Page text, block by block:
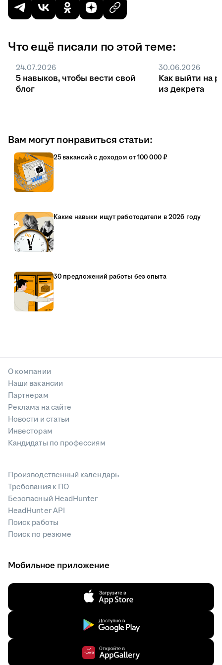
Что ещё писали по этой теме:
24.07.2026
5 навыков, чтобы вести свой
блог
30.06.2026
Как выйти на
из декрета
Вам могут понравиться статьи:
25 вакансий с доходом от 100 000 ₽
Какие навыки ищут работодатели в 2026 году
30 предложений работы без опыта
О компании
Наши вакансии
Партнерам
Реклама на сайте
Новости и статьи
Инвесторам
Кандидаты по профессиям
Производственный календарь
Требования к ПО
Безопасный HeadHunter
HeadHunter API
Поиск работы
Поиск по резюме
Мобильное приложение